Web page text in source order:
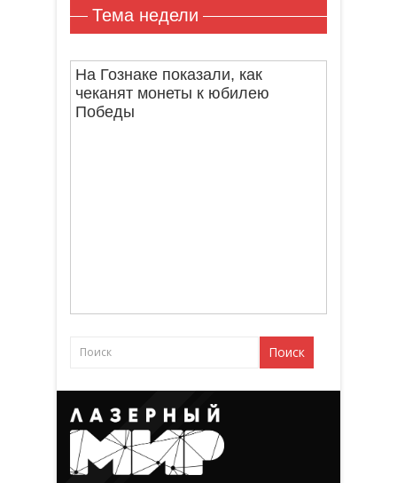
Тема недели
На Гознаке показали, как
чеканят монеты к юбилею
Победы